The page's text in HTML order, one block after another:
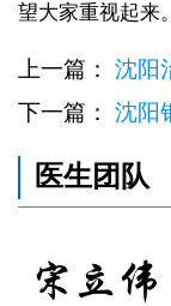
望大家重视起来。
上一篇： 沈阳
图片
下一篇： 沈阳
并发症
医生团队